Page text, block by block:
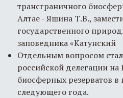
трансграничного
Алтае - Яшина Т.В.,
государственного
заповедника «Катунский
Отдельным вопросом
российской делегации
биосферных резерватов
следующего года.